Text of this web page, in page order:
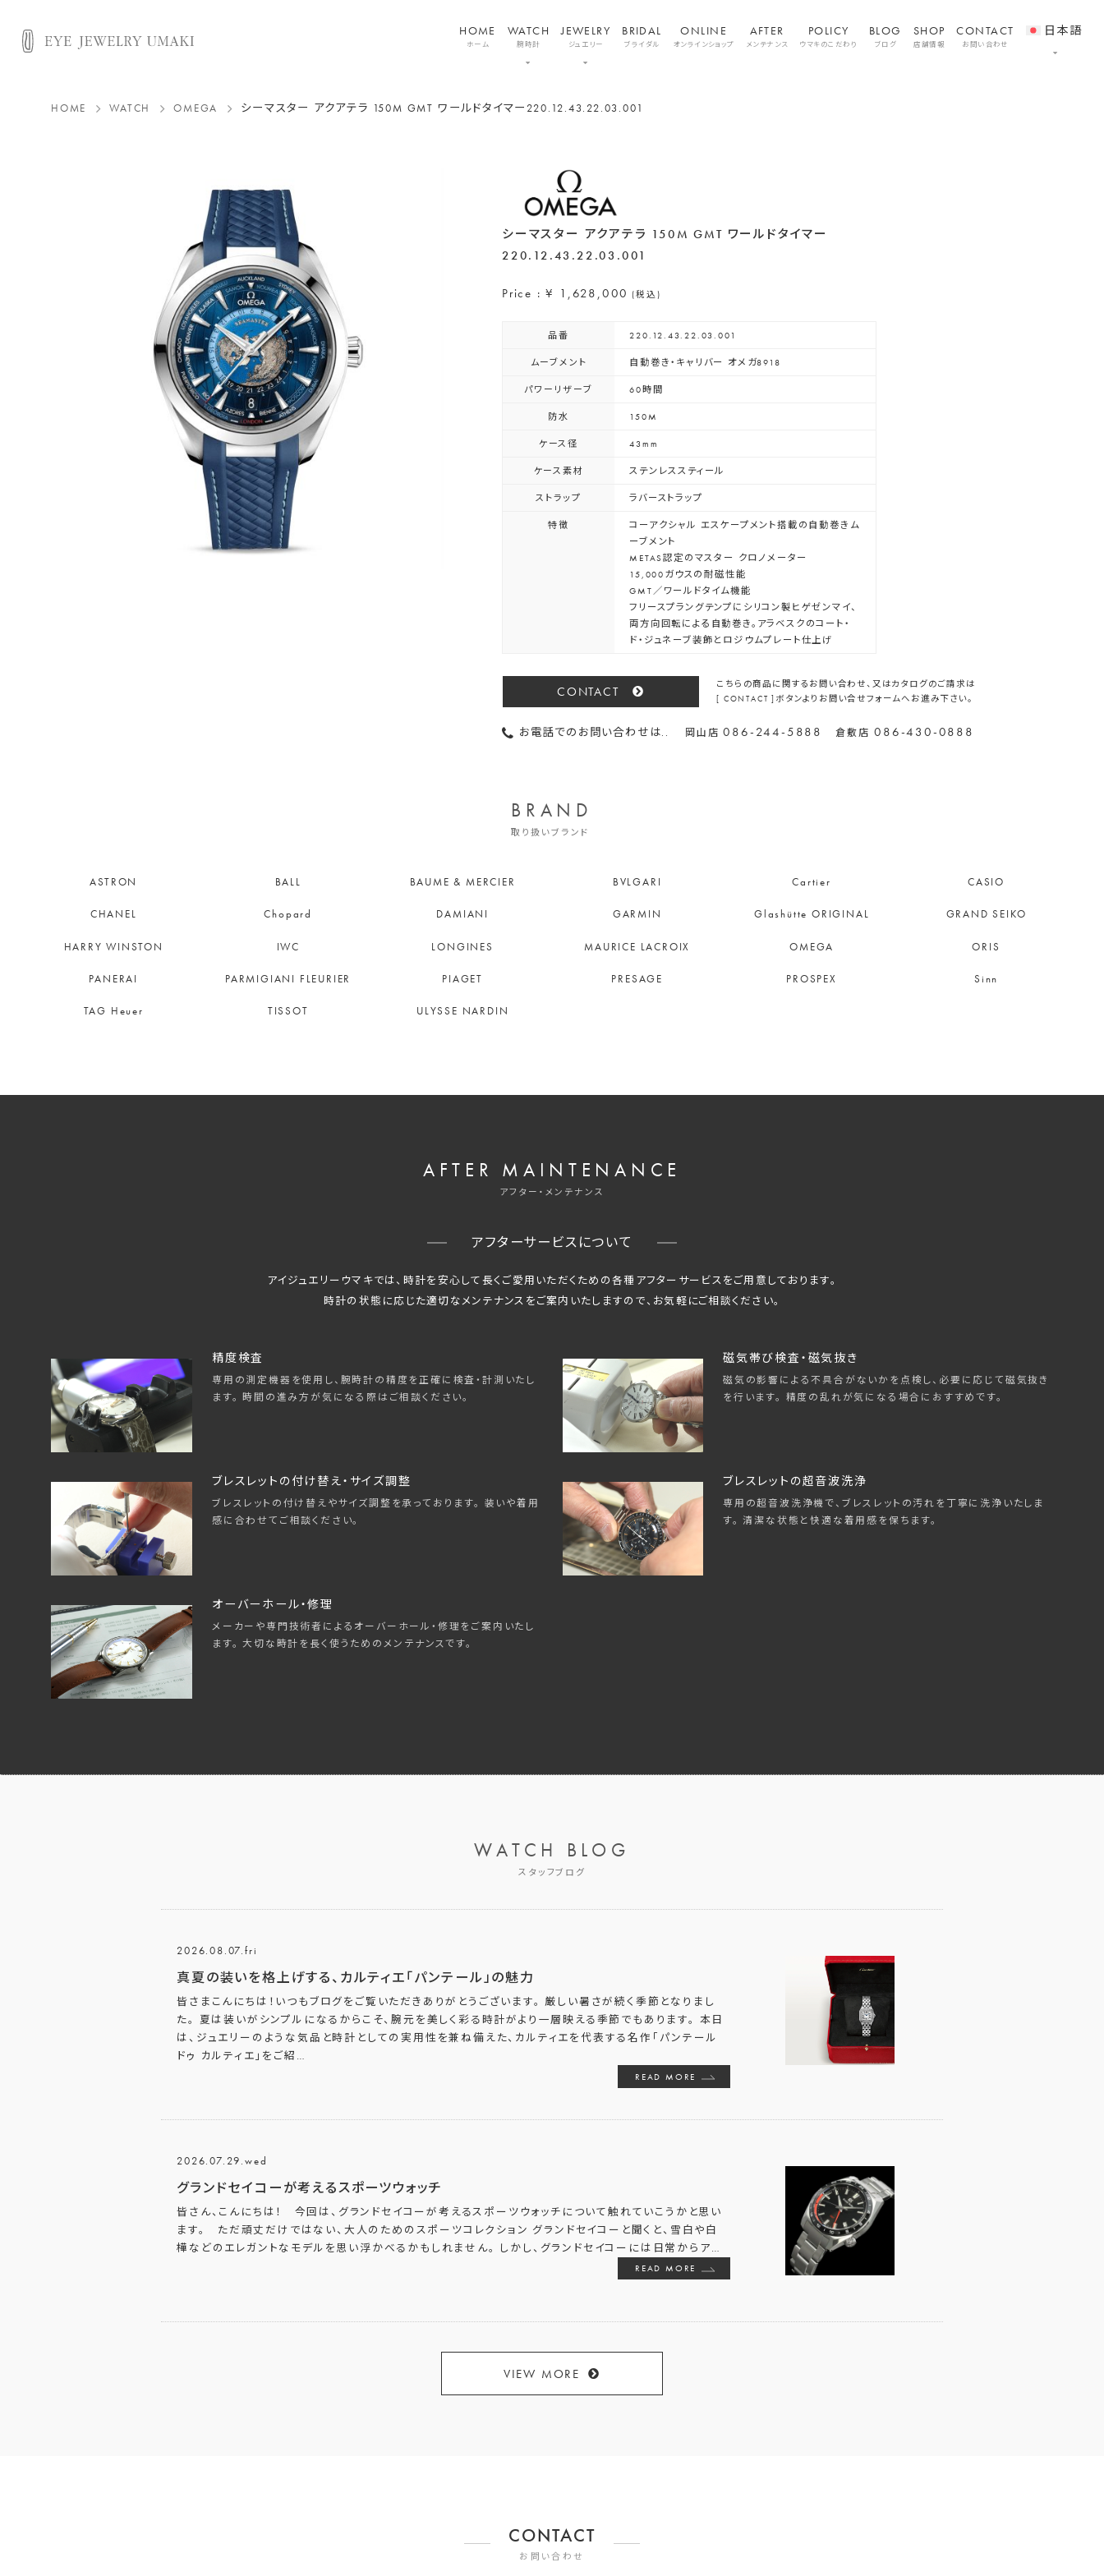
HOME
ホーム
WATCH
腕時計
JEWELRY
ジュエリー
BRIDAL
ブライダル
ONLINE
オンラインショップ
AFTER
メンテナンス
POLICY
ウマキのこだわり
BLOG
ブログ
SHOP
店舗情報
CONTACT
お問い合わせ
日本語
HOME WATCH OMEGA シーマスター アクアテラ 150M GMT ワールドタイマー 220.12.43.22.03.001
シーマスター アクアテラ 150M GMT ワールドタイマー
220.12.43.22.03.001
Price : ¥ 1,628,000 (税込)
品番 220.12.43.22.03.001
ムーブメント 自動巻き・キャリバー オメガ8918
パワーリザーブ 60時間
防水 150M
ケース径 43mm
ケース素材 ステンレススティール
ストラップ ラバーストラップ
特徴
コーアクシャル エスケープメント搭載の自動巻きム
ーブメント
METAS認定のマスター クロノメーター
15,000ガウスの耐磁性能
GMT／ワールドタイム機能
フリースプラングテンプにシリコン製ヒゲゼンマイ、
両方向回転による自動巻き。アラベスクのコート・
ド・ジュネーブ装飾とロジウムプレート仕上げ
CONTACT
こちらの商品に関するお問い合わせ、又はカタログのご請求は
[ CONTACT ]ボタンよりお問い合せフォームへお進み下さい。
お電話でのお問い合わせは.. 岡山店086-244-5888 倉敷店 086-430-0888
BRAND
取り扱いブランド
ASTRON BALL BAUME & MERCIER BVLGARI Cartier CASIO
CHANEL Chopard DAMIANI GARMIN Glashütte ORIGINAL GRAND SEIKO
HARRY WINSTON IWC LONGINES MAURICE LACROIX OMEGA ORIS
PANERAI PARMIGIANI FLEURIER PIAGET PRESAGE PROSPEX Sinn
TAG Heuer TISSOT ULYSSE NARDIN
AFTER MAINTENANCE
アフター・メンテナンス
アフターサービスについて
アイジュエリーウマキでは、時計を安心して長くご愛用いただくための各種アフターサービスをご用意しております。
時計の状態に応じた適切なメンテナンスをご案内いたしますので、 お気軽にご相談ください。
精度検査
専用の測定機器を使用し、腕時計の精度を正確に検査・計測いたし
ます。 時間の進み方が気になる際はご相談ください。
磁気帯び検査・磁気抜き
磁気の影響による不具合がないかを点検し、必要に応じて磁気抜き
を行います。 精度の乱れが気になる場合におすすめです。
ブレスレットの付け替え・サイズ調整
ブレスレットの付け替えやサイズ調整を承っております。 装いや着用
感に合わせてご相談ください。
ブレスレットの超音波洗浄
専用の超音波洗浄機で、ブレスレットの汚れを丁寧に洗浄いたしま
す。 清潔な状態と快適な着用感を保ちます。
オーバーホール・修理
メーカーや専門技術者によるオーバーホール・修理をご案内いたし
ます。 大切な時計を長く使うためのメンテナンスです。
WATCH BLOG
スタッフブログ
2026.08.07.fri
真夏の装いを格上げする、カルティエ「パンテール」の魅力
皆さまこんにちは！いつもブログをご覧いただきありがとうございます。 厳しい暑さが続く季節となりまし
た。 夏は装いがシンプルになるからこそ、腕元を美しく彩る時計がより一層映える季節でもあります。 本日
は、ジュエリーのような気品と時計としての実用性を兼ね備えた、カルティエを代表する名作「パンテール
ドゥ カルティエ」をご紹 …
READ MORE
2026.07.29.wed
グランドセイコーが考えるスポーツウォッチ
皆さん、こんにちは！ 今回は、グランドセイコーが考えるスポーツウォッチについて触れていこうかと思い
ます。 ただ頑丈だけではない、大人のためのスポーツコレクション グランドセイコーと聞くと、雪白や白
樺などのエレガントなモデルを思い浮かべるかもしれません。 しかし、グランドセイコーには日常からア…
READ MORE
VIEW MORE
CONTACT
お問い合わせ